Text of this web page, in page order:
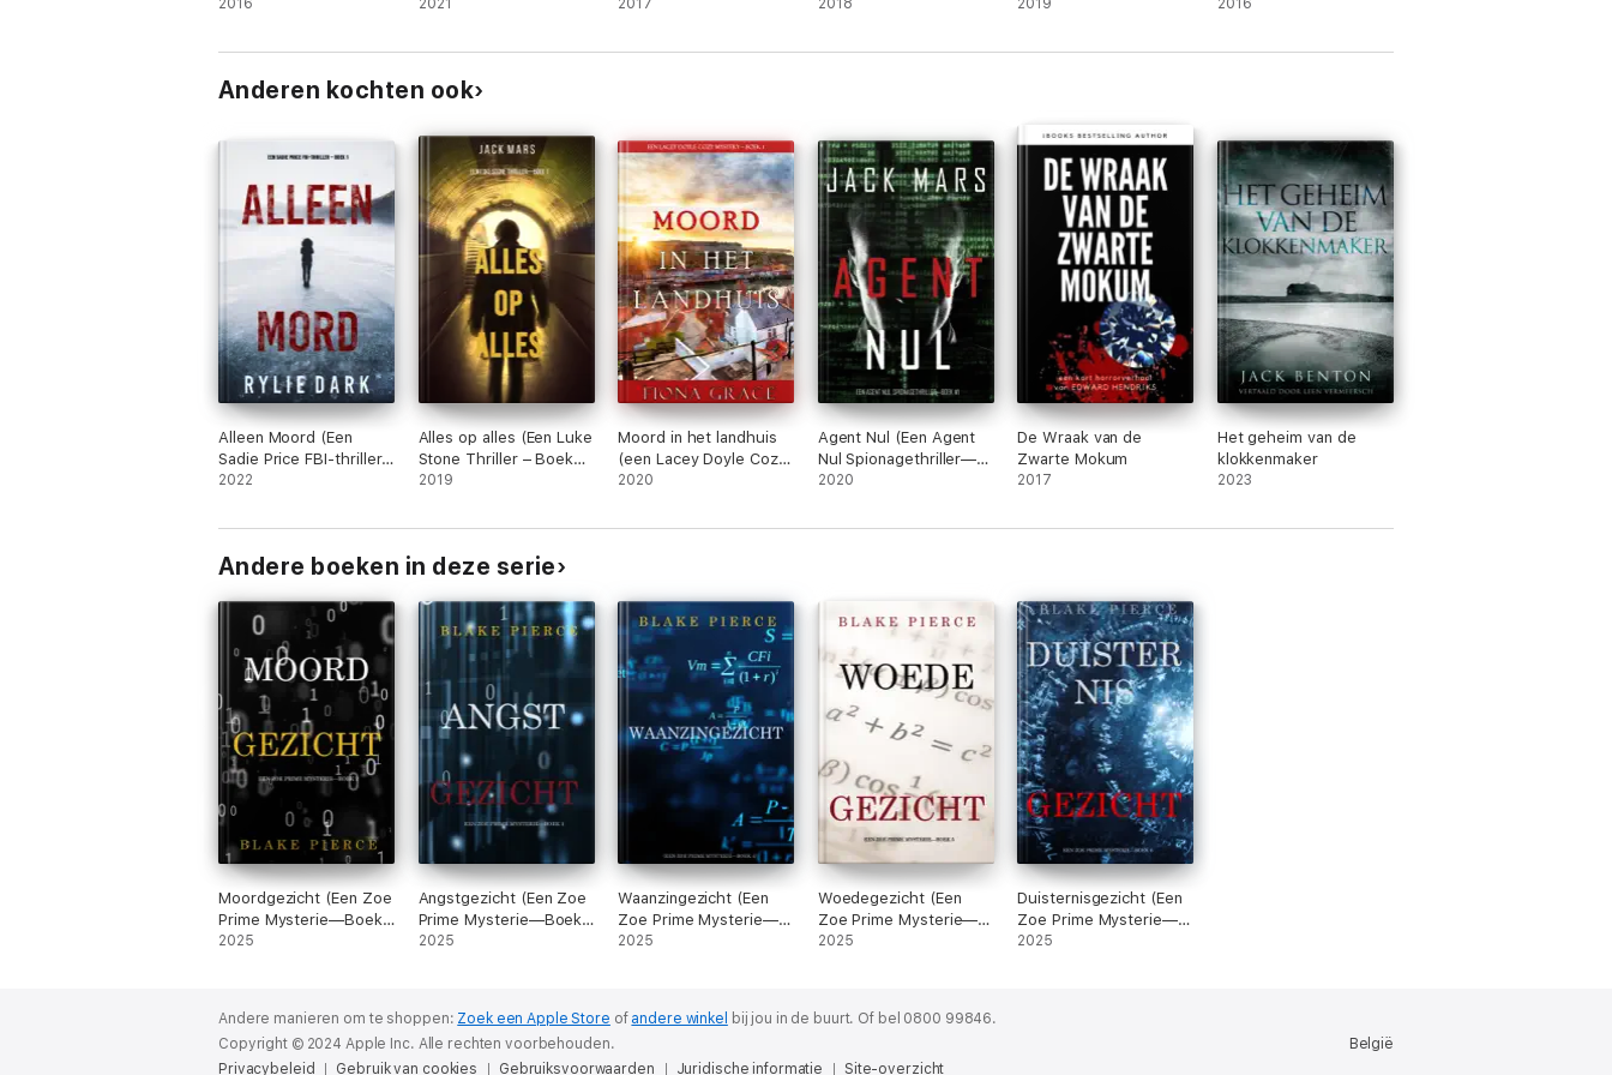
Mysterie – Boek 1)
2016
Boek 1)
2021
#1)
2017
Volume 1)
2018
verhaal)
2019
Paige - Tome 1)
2016
Anderen kochten ook
Alleen Moord (Een
Sadie Price FBI-thriller
– Boek 1)
2022
Alles op alles (Een Luke
Stone Thriller – Boek
#1)
2019
Moord in het landhuis
(een Lacey Doyle Cozy
Mystery – Boek 1)
2020
Agent Nul (Een Agent
Nul Spionagethriller—
Boek #1)
2020
De Wraak van de
Zwarte Mokum
2017
Het geheim van de
klokkenmaker
2023
Andere boeken in deze serie
Moordgezicht (Een Zoe
Prime Mysterie—Boek
2)
2025
Angstgezicht (Een Zoe
Prime Mysterie—Boek
3)
2025
Waanzingezicht (Een
Zoe Prime Mysterie—
Boek 4)
2025
Woedegezicht (Een
Zoe Prime Mysterie—
Boek 5)
2025
Duisternisgezicht (Een
Zoe Prime Mysterie—
Boek 6)
2025
Andere manieren om te shoppen: Zoek een Apple Store of andere winkel bij jou in de buurt. Of bel 0800 99846.
België
Copyright © 2024 Apple Inc. Alle rechten voorbehouden.
Privacybeleid
Gebruik van cookies Gebruiksvoorwaarden Juridische informatie Site-overzicht